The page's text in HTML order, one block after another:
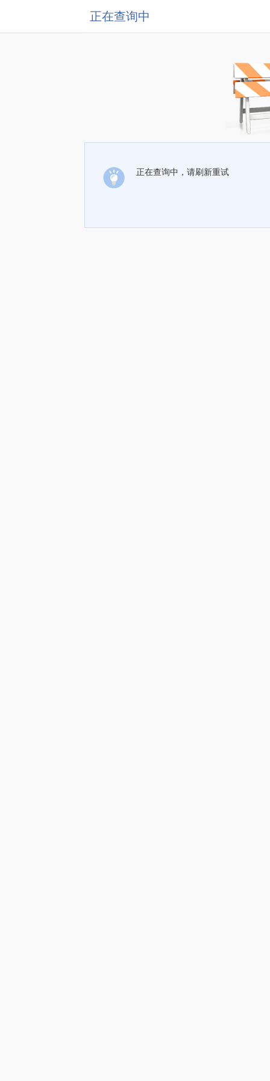
正在查询中
正在查询中，请刷新重试